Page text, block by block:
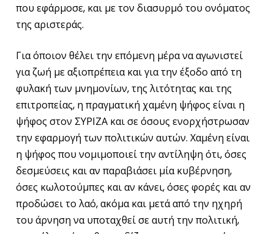
που εφάρμοσε, και με τον διασυρμό του ονόματος
της αριστεράς.
Για όποιον θέλει την επόμενη μέρα να αγωνιστεί
για ζωή με αξιοπρέπεια και για την έξοδο από τη
φυλακή των μνημονίων, της λιτότητας και της
επιτροπείας, η πραγματική χαμένη ψήφος είναι η
ψήφος στον ΣΥΡΙΖΑ και σε όσους ενορχήστρωσαν
την εφαρμογή των πολιτικών αυτών. Χαμένη είναι
η ψήφος που νομιμοποιεί την αντίληψη ότι, όσες
δεσμεύσεις και αν παραβιάσει μία κυβέρνηση,
όσες κωλοτούμπες και αν κάνει, όσες φορές και αν
προδώσει το λαό, ακόμα και μετά από την ηχηρή
του άρνηση να υποταχθεί σε αυτή την πολιτική,